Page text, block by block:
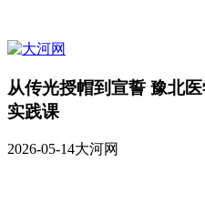
从传光授帽到宣誓 豫北
实践课
2026-05-14大河网